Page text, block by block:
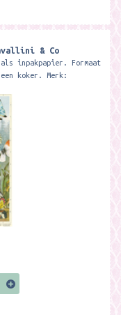
& Co
inpakpapier. Formaat
koker. Merk: